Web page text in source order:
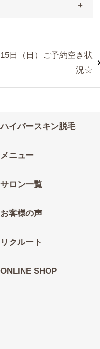
15日（日）ご予約空き状
況☆
ハイパースキン脱毛
メニュー
サロン一覧
お客様の声
リクルート
ONLINE SHOP